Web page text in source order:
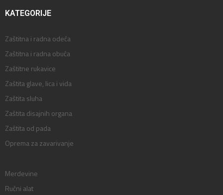
KATEGORIJE
Zaštitna i radna odeća
Zaštitna i radna obuća
Zaštitne rukavice
Zaštita glave, lica i vida
Zaštita sluha
Zaštita disajnih organa
Zaštita od pada
Oprema za zavarivanje
Merdevine
Ručni alat